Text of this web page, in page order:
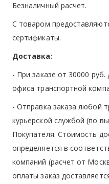
Безналичный расчет.
С товаром
сертификаты.
Доставка:
- При заказе от 30000
офиса транспортной
- Отправка заказа любой
курьерской службой (по
Покупателя. Стоимость
определяется в
компаний (расчет от
оплаты заказ